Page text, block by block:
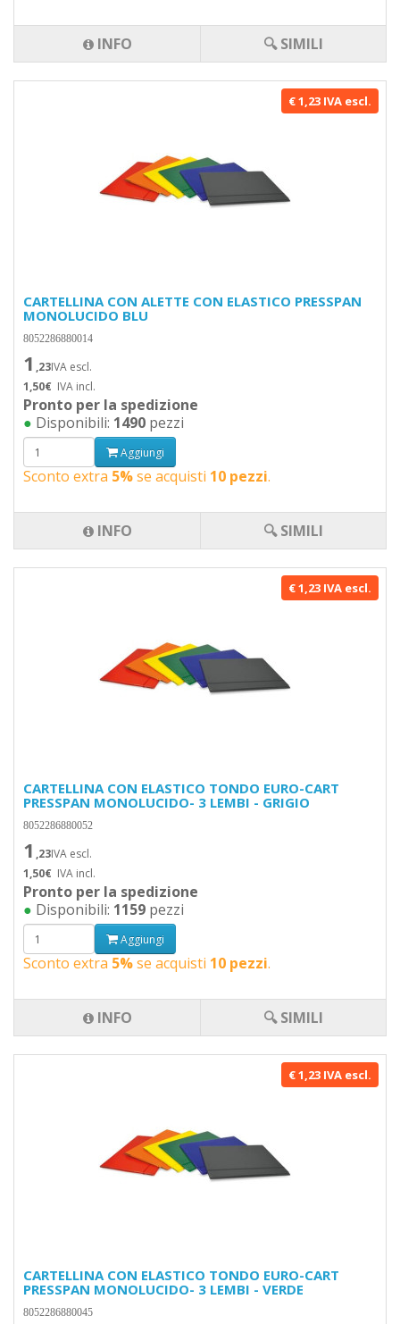
INFO 🔍 SIMILI
€ 1,23 IVA escl.
CARTELLINA CON ALETTE CON ELASTICO PRESSPAN
MONOLUCIDO BLU
8052286880014
1 ,23IVA escl.
1,50€ IVA incl.
Pronto per la spedizione
● Disponibili: 1490 pezzi
Aggiungi
Sconto extra 5%se acquisti 10 pezzi.
INFO 🔍 SIMILI
€ 1,23 IVA escl.
CARTELLINA CON ELASTICO TONDO EURO-CART
PRESSPAN MONOLUCIDO- 3 LEMBI - GRIGIO
8052286880052
1 ,23IVA escl.
1,50€ IVA incl.
Pronto per la spedizione
● Disponibili: 1159 pezzi
Aggiungi
Sconto extra 5%se acquisti 10 pezzi.
INFO 🔍 SIMILI
€ 1,23 IVA escl.
CARTELLINA CON ELASTICO TONDO EURO-CART
PRESSPAN MONOLUCIDO- 3 LEMBI - VERDE
8052286880045